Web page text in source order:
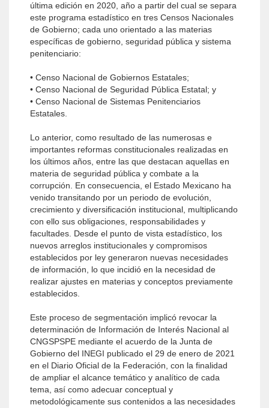
última edición en 2020, año a partir del cual se separa
este programa estadístico en tres Censos Nacionales
de Gobierno; cada uno orientado a las materias
específicas de gobierno, seguridad pública y sistema
penitenciario:
• Censo Nacional de Gobiernos Estatales;
• Censo Nacional de Seguridad Pública Estatal; y
• Censo Nacional de Sistemas Penitenciarios
Estatales.
Lo anterior, como resultado de las numerosas e
importantes reformas constitucionales realizadas en
los últimos años, entre las que destacan aquellas en
materia de seguridad pública y combate a la
corrupción. En consecuencia, el Estado Mexicano ha
venido transitando por un periodo de evolución,
crecimiento y diversificación institucional, multiplicando
con ello sus obligaciones, responsabilidades y
facultades. Desde el punto de vista estadístico, los
nuevos arreglos institucionales y compromisos
establecidos por ley generaron nuevas necesidades
de información, lo que incidió en la necesidad de
realizar ajustes en materias y conceptos previamente
establecidos.
Este proceso de segmentación implicó revocar la
determinación de Información de Interés Nacional al
CNGSPSPE mediante el acuerdo de la Junta de
Gobierno del INEGI publicado el 29 de enero de 2021
en el Diario Oficial de la Federación, con la finalidad
de ampliar el alcance temático y analítico de cada
tema, así como adecuar conceptual y
metodológicamente sus contenidos a las necesidades